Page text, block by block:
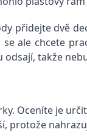
přidejte dvě
ale chcete
takže
Oceníte je
protože